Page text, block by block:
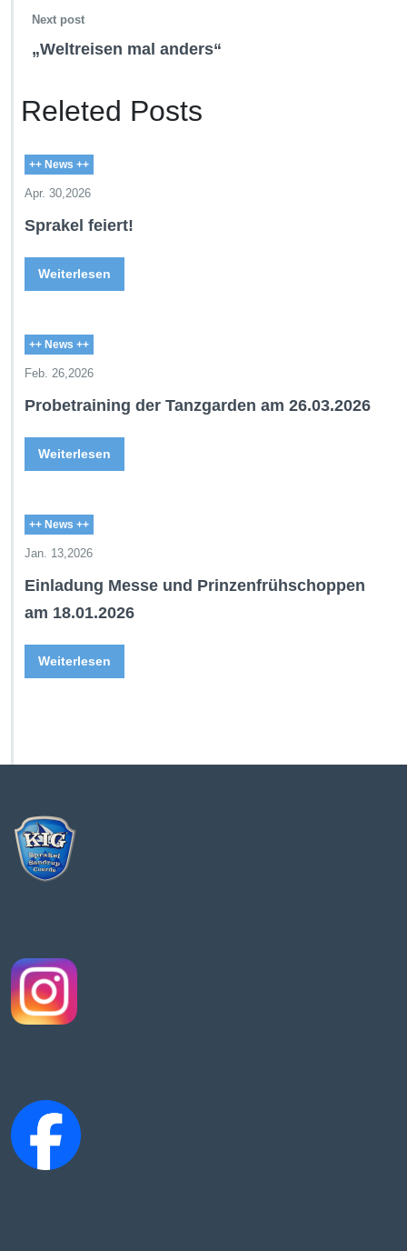
Next post
„Weltreisen mal anders“
Releted Posts
++ News ++
Apr. 30,2026
Sprakel feiert!
Weiterlesen
++ News ++
Feb. 26,2026
Probetraining der Tanzgarden am 26.03.2026
Weiterlesen
++ News ++
Jan. 13,2026
Einladung Messe und Prinzenfrühschoppen
am 18.01.2026
Weiterlesen